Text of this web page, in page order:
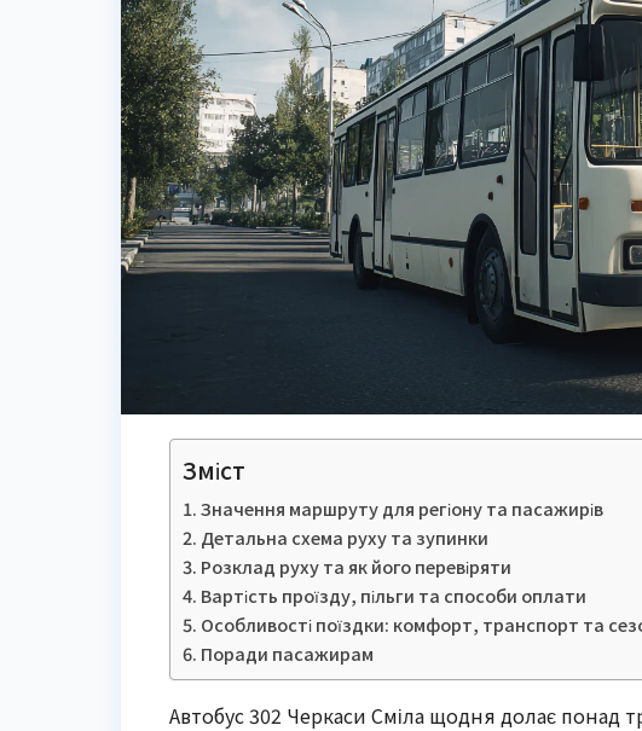
Зміст
Значення маршруту для регіону та пасажирів
Детальна схема руху та зупинки
Розклад руху та як його перевіряти
Вартість проїзду, пільги та способи оплати
Особливості поїздки: комфорт, транспорт та
Поради пасажирам
Автобус 302 Черкаси Сміла щодня долає понад